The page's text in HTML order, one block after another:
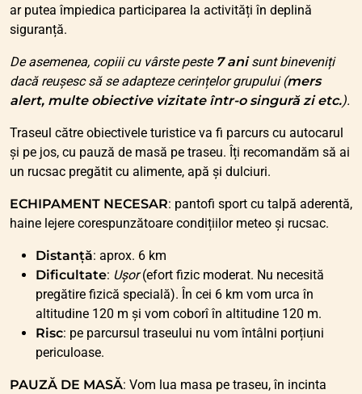
ar putea împiedica participarea la activități în deplină
siguranță.
De asemenea, copiii cu vârste peste 7 anisunt bineveniți
dacă reușesc să se adapteze cerințelor grupului (mers
alert, multe obiective vizitate într-o singură zi etc.).
Traseul către obiectivele turistice va fi parcurs cu autocarul
și pe jos, cu pauză de masă pe traseu. Îți recomandăm să ai
un rucsac pregătit cu alimente, apă și dulciuri.
ECHIPAMENT NECESAR: pantofi sport cu talpă aderentă,
haine lejere corespunzătoare condițiilor meteo și rucsac.
Distanță: aprox. 6 km
Dificultate: Ușor(efort fizic moderat. Nu necesită
pregătire fizică specială). În cei 6 km vom urca în
altitudine 120 m și vom coborî în altitudine 120 m.
Risc: pe parcursul traseului nu vom întâlni porțiuni
periculoase.
PAUZĂ DE MASĂ: Vom lua masa pe traseu, în incinta